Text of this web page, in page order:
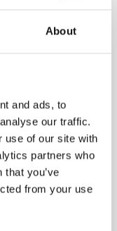
About
and ads, to
our traffic.
use of our site with
partners who
you’ve
from your use
para ayudar a
opera a
de 120 países.
e
la posición de
con
La